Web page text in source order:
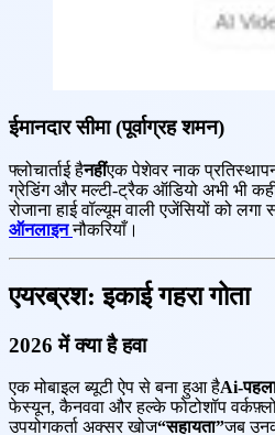
ईमानदार सीमा (पूर्वाग्रह शमन)
फ्लोचार्ताई हैनहींएक पेशेवर नाक
ग्रेडिंग और मल्टी-ट्रैक ऑडियो अभी भी
रोजाना हाई वॉल्यूम वाली एजेंसियों को लगा
ऑनलाइन नौकरियाँ।
एयरब्रश: इकाई गहरा गोता
2026 में क्या है हवा
एक मोबाइल ब्यूटी ऐप से बना हुआ हैAi-
फेस्यून, कैनववा और हल्के फोटोशॉप
उपयोगकर्ता अक्सर खोज“सहायता”जब